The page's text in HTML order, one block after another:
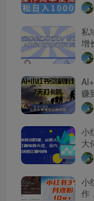
私
增
赚
小
大
小
作